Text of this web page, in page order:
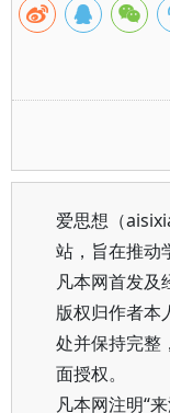
爱思想（
站，旨在推动
凡本网首发及
版权归作者本
处并保持完整
面授权。
凡本网注明“